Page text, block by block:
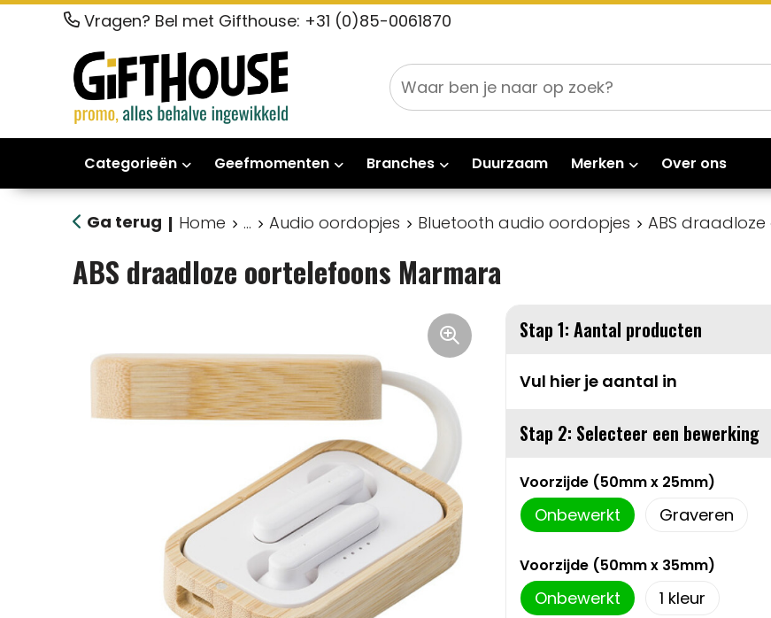
Vragen? Bel met Gifthouse: +31 (0)85-0061870
Categorieën Geefmomenten Branches Duurzaam Merken Over ons
Ga terug | Home ... Audio oordopjes Bluetooth audio oordopjes ABS
ABS draadloze oortelefoons Marmara
Stap 1: Aantal producten
Vul hier je aantal in
Stap 2: Selecteer een bewerking
Voorzijde (50mm x 25mm)
Onbewerkt Graveren
Voorzijde (50mm x 35mm)
Onbewerkt
1